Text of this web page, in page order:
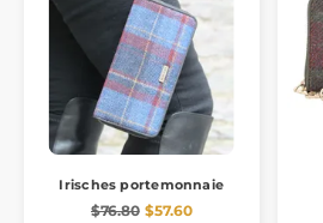
Irisches portemonnaie
$76.80 $57.60